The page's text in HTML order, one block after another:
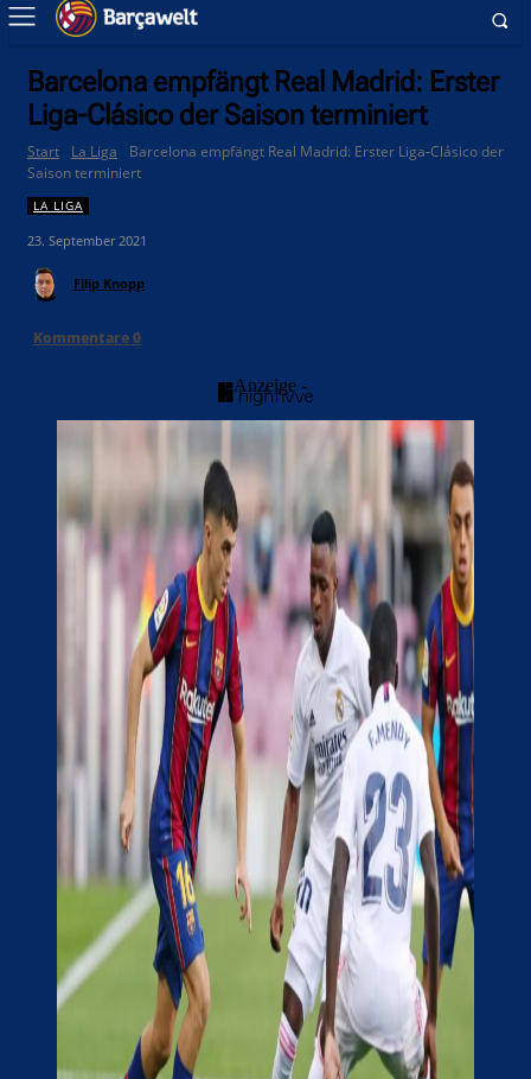
Barcelona empfängt Real Madrid: Erster
Liga-Clásico der Saison terminiert
Start La Liga
Barcelona empfängt Real Madrid: Erster Liga-Clásico der
Saison terminiert
LA LIGA
23. September 2021
Filip Knopp
Kommentare0
- Anzeige -